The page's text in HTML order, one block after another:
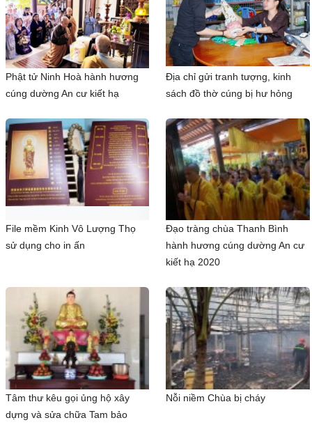
Phật tử Ninh Hoà hành hương
cúng dường An cư kiết hạ
Địa chỉ gửi tranh tượng, kinh
sách đồ thờ cúng bị hư hỏng
File mềm Kinh Vô Lượng Thọ
sử dụng cho in ấn
Đạo tràng chùa Thanh Bình
hành hương cúng dường An cư
kiết hạ 2020
Tâm thư kêu gọi ủng hộ xây
dựng và sửa chữa Tam bảo
Nỗi niềm Chùa bị cháy